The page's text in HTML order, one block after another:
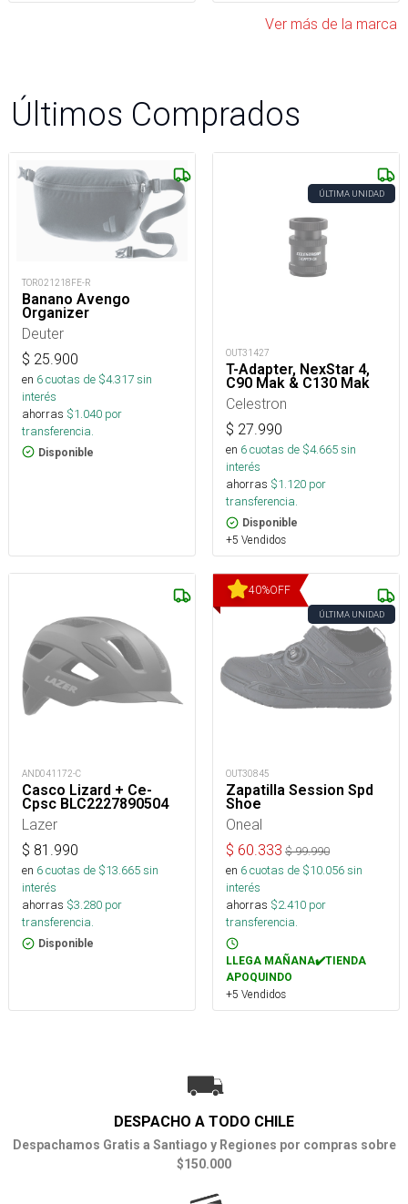
Ver más de la marca
Últimos Comprados
TOR021218FE-R
Banano Avengo
Organizer
Deuter
$ 25.900
en 6cuotas de $4.317sin
interés
ahorras $1.040 por
transferencia.
Disponible
ÚLTIMA UNIDAD
OUT31427
T-Adapter, NexStar 4,
C90 Mak & C130 Mak
Celestron
$ 27.990
en 6cuotas de $4.665sin
interés
ahorras $1.120 por
transferencia.
Disponible
+5 Vendidos
AND041172-C
Casco Lizard + Ce-
Cpsc BLC2227890504
Lazer
$ 81.990
en 6cuotas de $13.665sin
interés
ahorras $3.280 por
transferencia.
Disponible
40%OFF
ÚLTIMA UNIDAD
OUT30845
Zapatilla Session Spd
Shoe
Oneal
$ 60.333 $99.990
en 6cuotas de $10.056sin
interés
ahorras $2.410 por
transferencia.
LLEGA MAÑANA✔️TIENDA
APOQUINDO
+5 Vendidos
DESPACHO A TODO CHILE
Despachamos Gratis a Santiago y Regiones por compras sobre
$150.000